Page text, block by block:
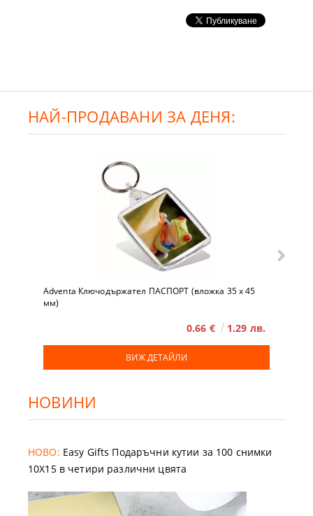
НАЙ-ПРОДАВАНИ ЗА ДЕНЯ:
Adventa Ключодържател ПАСПОРТ (вложка 35 x 45
мм)
0.66 € 1.29 лв.
ВИЖ ДЕТАЙЛИ
НОВИНИ
НОВО: Easy Gifts Подаръчни кутии за 100 снимки
10X15 в четири различни цвята